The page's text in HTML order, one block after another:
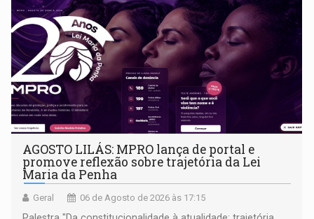
AGOSTO LILÁS: MPRO lança de portal e
promove reflexão sobre trajetória da Lei
Maria da Penha
Geral 06 de Agosto de 2026 às 17:15